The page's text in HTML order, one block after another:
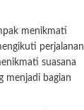
menikmati
perjalanan
suasana
menjadi bagian